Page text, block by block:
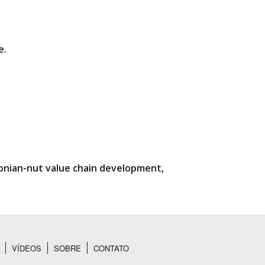
nut value chain development,
VÍDEOS SOBRE CONTATO